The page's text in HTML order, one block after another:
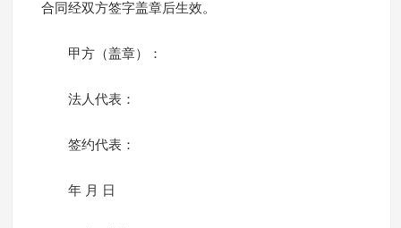
合同经双方签字盖章后生效。
甲方（盖章）：
法人代表：
签约代表：
年 月 日